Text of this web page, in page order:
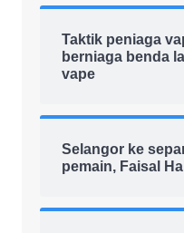
Taktik peniaga
berniaga benda
vape
Selangor ke
pemain, Faisal